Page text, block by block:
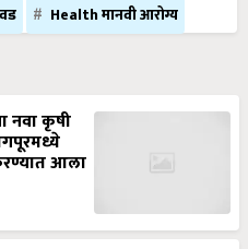
Health मानवी आरोग्य
नवा कृषी
आला